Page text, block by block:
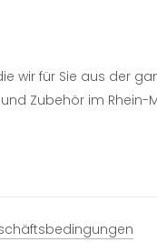
wir für Sie aus der
Zubehör im Rhein-